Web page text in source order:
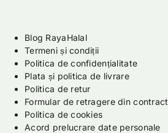
Blog RayaHalal
Termeni și condiții
Politica de confidențialitate
Plata și politica de livrare
Politica de retur
Formular de retragere din contract
Politica de cookies
Acord prelucrare date personale